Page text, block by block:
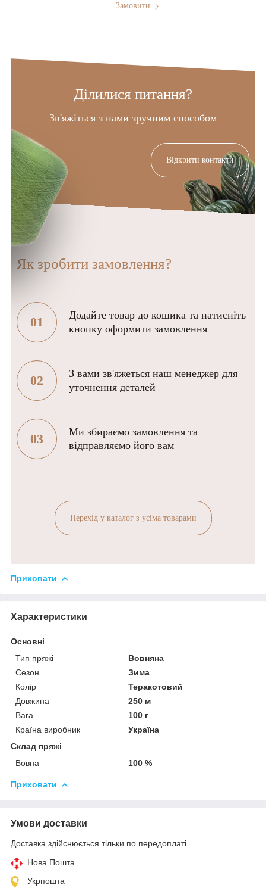
Замовити
Ділилися питання?
Зв'яжіться з нами зручним способом
Відкрити контакти
Як зробити замовлення?
01
Додайте товар до кошика та натисніть
кнопку оформити замовлення
02
З вами зв'яжеться наш менеджер для
уточнення деталей
03
Ми збираємо замовлення та
відправляємо його вам
Перехід у каталог з усіма товарами
Приховати
Характеристики
Основні
Тип пряжі
Вовняна
Сезон
Зима
Колір
Теракотовий
Довжина
250 м
Вага
100 г
Країна виробник
Україна
Склад пряжі
Вовна
100 %
Приховати
Умови доставки
Доставка здійснюється тільки по передоплаті.
Нова Пошта
Укрпошта